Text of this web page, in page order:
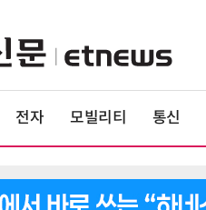
전자 모빌리티 통신